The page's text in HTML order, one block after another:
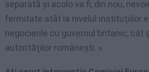
separată şi acolo va fi, din nou,
fermitate atât la nivelul instituţiilor
negocierile cu guvernul britanic, cât
autorităţilor româneşti. »